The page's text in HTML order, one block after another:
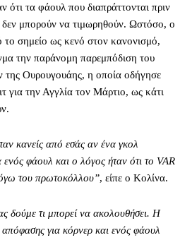
ότι τα φάουλ που διαπράττονται πριν
δεν μπορούν να τιμωρηθούν. Ωστόσο, ο
το σημείο ως κενό στον κανονισμό,
την παράνομη παρεμπόδιση του
της Ουρουγουάης, η οποία οδήγησε
για την Αγγλία τον Μάρτιο, ως κάτι
κανείς από εσάς αν ένα γκολ
φάουλ και ο λόγος ήταν ότι το VAR
του πρωτοκόλλου”, είπε ο Κολίνα.
δούμε τι μπορεί να ακολουθήσει. Η
για κόρνερ και ενός φάουλ